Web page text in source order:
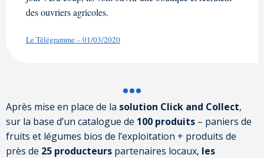
des ouvriers agricoles.
Le Télégramme – 01/03/2020
Après mise en place de la solution Click and Collect,
sur la base d’un catalogue de 100 produits – paniers de
fruits et légumes bios de l’exploitation + produits de
près de 25 producteurs partenaires locaux, les